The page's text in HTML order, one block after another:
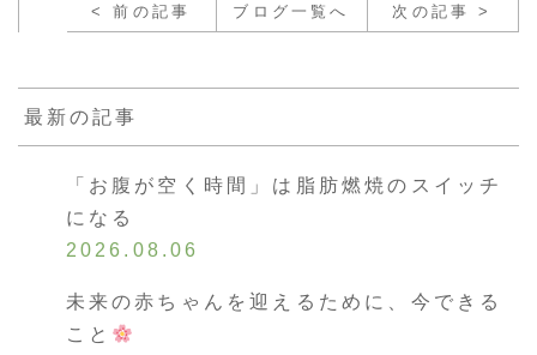
< 前の記事 ブログ一覧へ 次の記事 >
最新の記事
「お腹が空く時間」は脂肪燃焼のスイッチ
になる
2026.08.06
未来の赤ちゃんを迎えるために、今できる
こと